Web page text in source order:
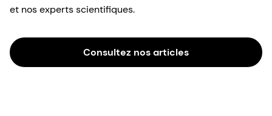
et nos experts scientifiques.
Consultez nos articles